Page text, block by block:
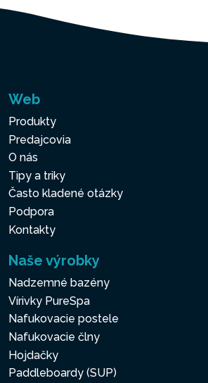
Web
Produkty
Predajcovia
O nás
Tipy a triky
Často kladené otázky
Podpora
Kontakty
Naše výrobky
Nadzemné bazény
Vírivky PureSpa
Nafukovacie postele
Nafukovacie člny
Hojdačky
Paddleboardy (SUP)